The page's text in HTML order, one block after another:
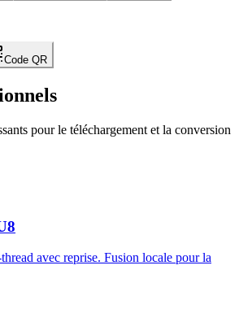
Code QR
pour le téléchargement et la conversion
avec reprise. Fusion locale pour la